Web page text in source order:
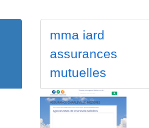
mma iard
assurances
mutuelles